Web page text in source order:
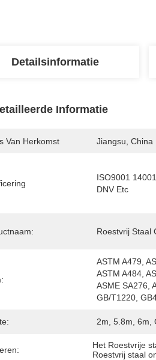
Detailsinformatie
Informatie
Van Herkomst Jiangsu, China
ISO9001
DNV Etc
Roestvrij Staal
ASTM A479,
ASTM A484,
ASME SA276,
GB/T1220,
2m, 5.8m, 6m,
Het Roestvrije
Roestvrij staal